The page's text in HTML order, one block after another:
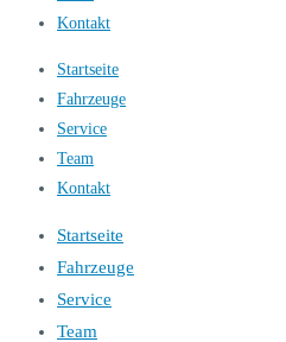
Kontakt
Startseite
Fahrzeuge
Service
Team
Kontakt
Startseite
Fahrzeuge
Service
Team